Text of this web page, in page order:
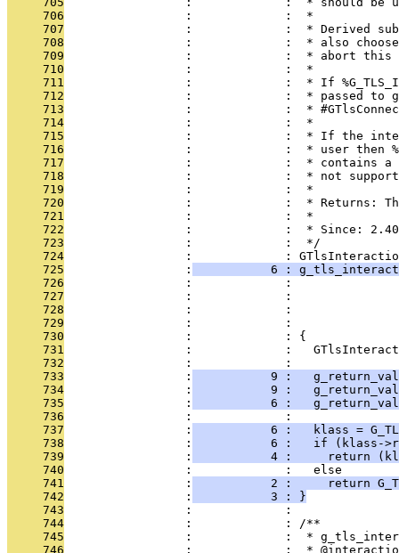
     706
                 :             :  *
     707
:             :  * Derived
     708
:             :  * also
     709
:             :  * abort
     710
                 :             :  *
     711
:             :  * If
     712
:             :  * passed to
     713
:             :  *
     714
                 :             :  *
     715
:             :  * If the
     716
:             :  * user then
     717
:             :  * contains
     718
:             :  * not
     719
                 :             :  *
     720
:             :  * Returns:
     721
                 :             :  *
     722
                 :             :  * Since: 2.40
     723
                 :             :  */
     724
:             :
     725
                 :
6 :
     726
:             :
     727
:             :
     728
:             :
     729
:             :
     730
                 :             : {
     731
:             :
     732
                 :             :
     733
                 :
9 :
     734
                 :
9 :
     735
                 :
6 :
     736
                 :             :
     737
                 :
6 :   klass =
     738
                 :
6 :   if (klass-
     739
                 :
4 :     return
     740
                 :             :   else
     741
                 :
2 :     return
     742
                 :
           3 : }
     743
                 :             :
     744
                 :             : /**
     745
:             :  *
     746
:             :  *